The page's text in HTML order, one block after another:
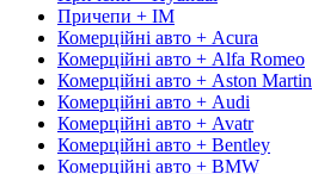
Причепи + IM
Комерційні авто + Acura
Комерційні авто + Alfa Romeo
Комерційні авто + Aston Martin
Комерційні авто + Audi
Комерційні авто + Avatr
Комерційні авто + Bentley
Комерційні авто + BMW